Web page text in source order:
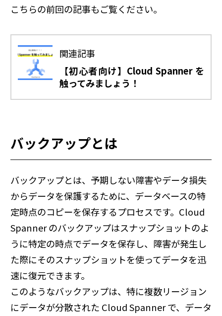
こちらの前回の記事もご覧ください。
関連記事
【初心者向け】Cloud Spanner を
触ってみましょう！
バックアップとは
バックアップとは、予期しない障害やデータ損失
からデータを保護するために、データベースの特
定時点のコピーを保存するプロセスです。Cloud
Spanner のバックアップはスナップショットのよ
うに特定の時点でデータを保存し、障害が発生し
た際にそのスナップショットを使ってデータを迅
速に復元できます。
このようなバックアップは、特に複数リージョン
にデータが分散された Cloud Spanner で、データ